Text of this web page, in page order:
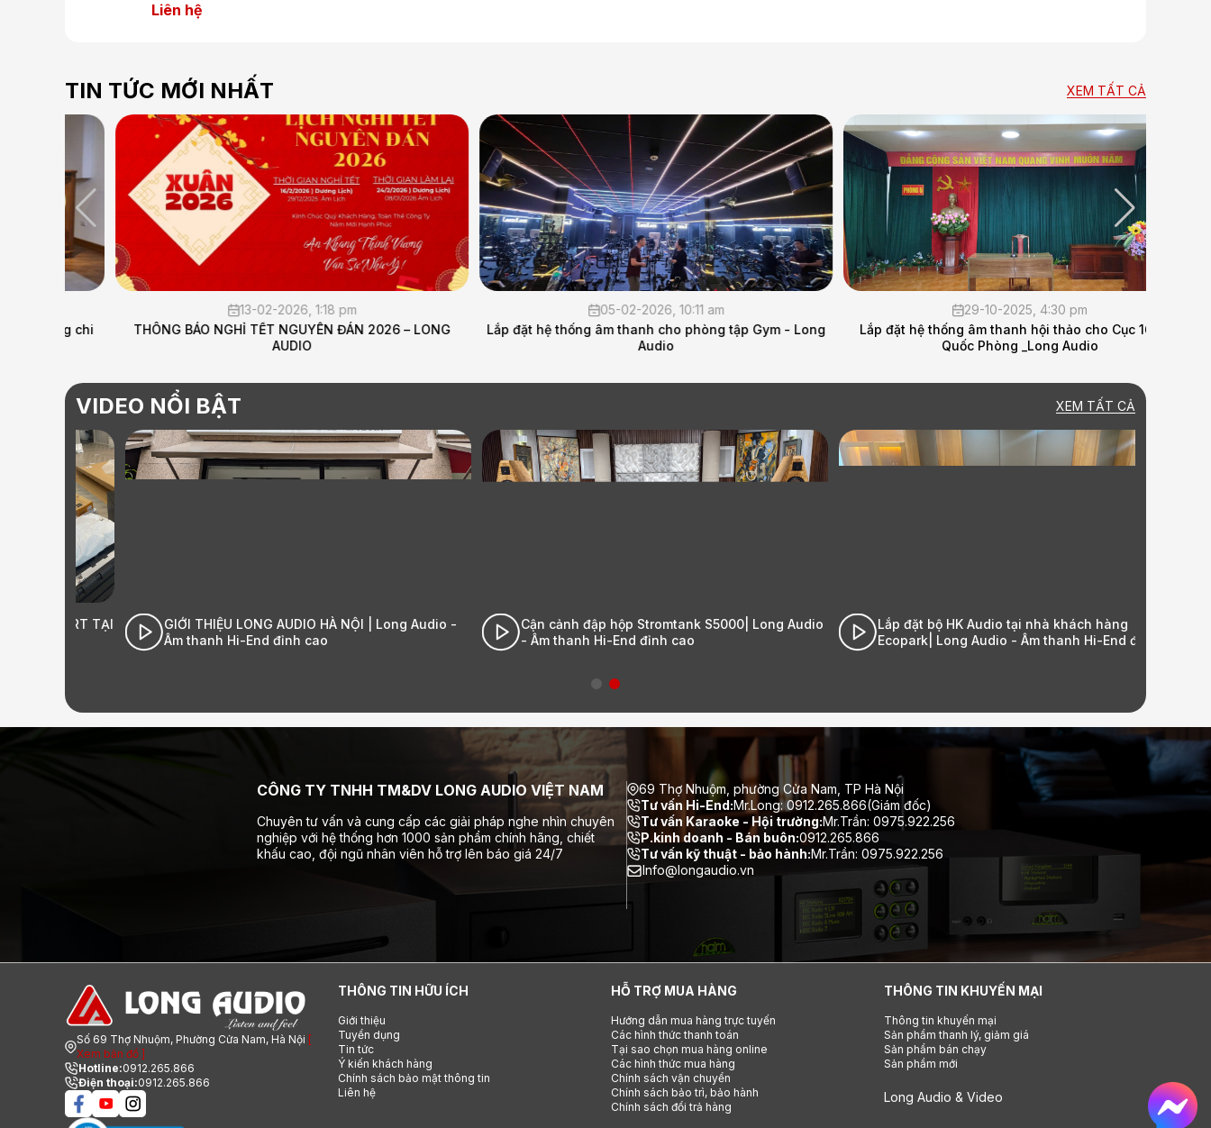
Liên hệ
TIN TỨC MỚI NHẤT XEM TẤT CẢ
13-02-2026, 1:18 pm
THÔNG BÁO NGHỈ TẾT NGUYÊN ĐÁN 2026 – LONG
05-02-2026, 10:11 am
Lắp đặt hệ thống âm thanh cho phòng tập Gym - Long
29-10-2025, 4:30 pm
Lắp đặt hệ thống âm thanh hội thảo cho Cục 16 - Bộ
Quốc Phòng _Long Audio
VIDEO NỔI BẬT XEM TẤT CẢ
GIỚI THIỆU LONG AUDIO HÀ NỘI | Long Audio -
Âm thanh Hi-End đỉnh cao
Cận cảnh đập hộp Stromtank S5000| Long Audio
- Âm thanh Hi-End đỉnh cao
Lắp đặt bộ HK Audio tại nhà khách hàng
Ecopark| Long Audio - Âm thanh Hi-End đỉnh cao
CÔNG TY TNHH TM&DV LONG AUDIO VIỆT NAM
Chuyên tư vấn và cung cấp các giải pháp nghe nhìn chuyên
nghiệp với hệ thống hơn 1000 sản phẩm chính hãng, chiết
khấu cao, đội ngũ nhân viên hỗ trợ lên báo giá 24/7
69 Thợ Nhuộm, phường Cửa Nam, TP Hà Nội
Tư vấn Hi-End:Mr.Long: 0912.265.866(Giám đốc)
Tư vấn Karaoke - Hội trường:Mr.Trần: 0975.922.256
P.kinh doanh - Bán buôn:0912.265.866
Tư vấn kỹ thuật - bảo hành:Mr.Trần: 0975.922.256
Info@longaudio.vn
Số 69 Thợ Nhuộm, Phường Cửa Nam, Hà Nội [
Xem bản đồ ]
Hotline:0912.265.866
Điện thoại:0912.265.866
THÔNG TIN HỮU ÍCH
Giới thiệu
Tuyển dụng
Tin tức
Ý kiến khách hàng
Chính sách bảo mật thông tin
Liên hệ
HỖ TRỢ MUA HÀNG
Hướng dẫn mua hàng trực tuyến
Các hình thức thanh toán
Tại sao chọn mua hàng online
Các hình thức mua hàng
Chính sách vận chuyển
Chính sách bảo trì, bảo hành
Chính sách đổi trả hàng
THÔNG TIN KHUYẾN MẠI
Thông tin khuyến mại
Sản phẩm thanh lý, giảm giá
Sản phẩm bán chạy
Sản phẩm mới
Long Audio & Video